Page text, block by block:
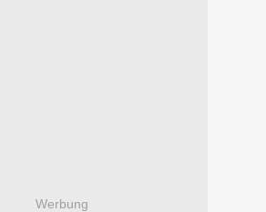
Werbung